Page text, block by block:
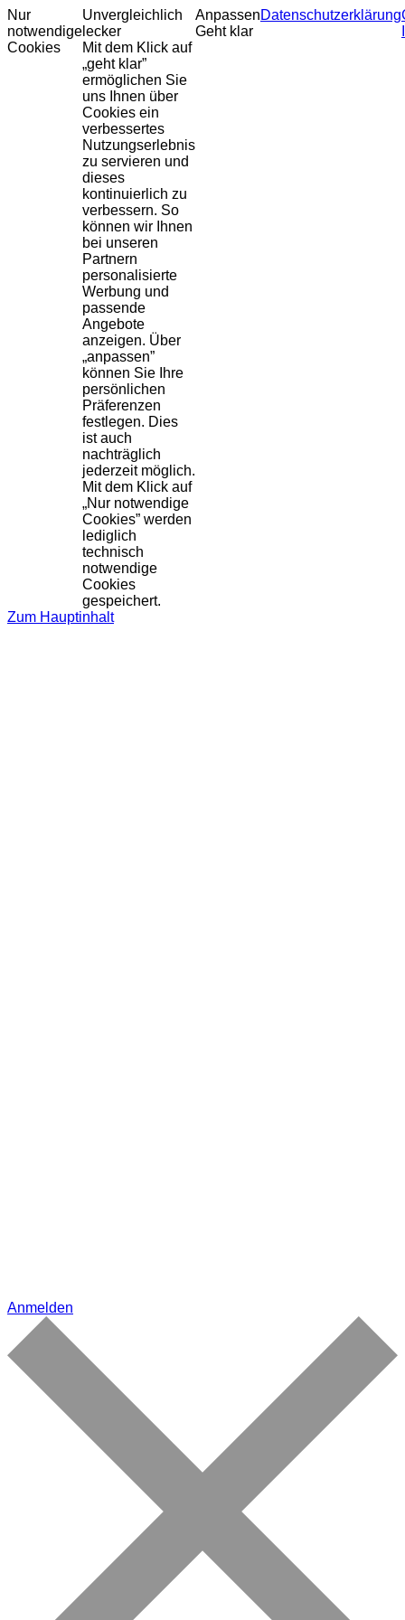
Nur
notwendige
Cookies
Unvergleichlich
lecker
Mit dem Klick auf
„geht klar”
ermöglichen Sie
uns Ihnen über
Cookies ein
verbessertes
Nutzungserlebnis
zu servieren und
dieses
kontinuierlich zu
verbessern. So
können wir Ihnen
bei unseren
Partnern
personalisierte
Werbung und
passende
Angebote
anzeigen. Über
„anpassen”
können Sie Ihre
persönlichen
Präferenzen
festlegen. Dies
ist auch
nachträglich
jederzeit möglich.
Mit dem Klick auf
„Nur notwendige
Cookies” werden
lediglich
technisch
notwendige
Cookies
gespeichert.
Anpassen
Geht klar
Datenschutzerklärung
Zum Hauptinhalt
Anmelden